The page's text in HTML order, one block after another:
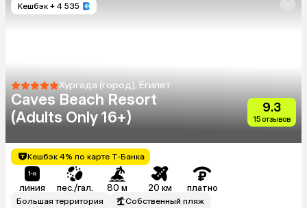
Кешбэк + 4 535
Хургада (город), Египет
Caves Beach Resort
(Adults Only 16+)
9.3
15 отзывов
Кешбэк 4% по карте Т-Банка
линия пес./гал. 80 м 20 км платно
Большая территория Собственный пляж